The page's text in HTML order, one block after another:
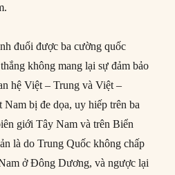
đuổi được ba cường quốc
không mang lại sự đảm bảo
hệ Việt – Trung và Việt –
bị đe dọa, uy hiếp trên ba
giới Tây Nam và trên Biển
là do Trung Quốc không chấp
ở Đông Dương, và ngược lại